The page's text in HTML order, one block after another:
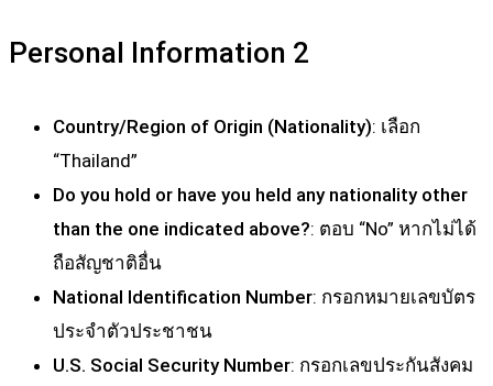
Personal Information 2
Country/Region of Origin (Nationality): เลือก
“Thailand”
Do you hold or have you held any nationality other
than the one indicated above?: ตอบ “No” หากไม่ได้
ถือสัญชาติอื่น
National Identification Number: กรอกหมายเลขบัตร
ประจำตัวประชาชน
U.S. Social Security Number: กรอกเลขประกันสังคม